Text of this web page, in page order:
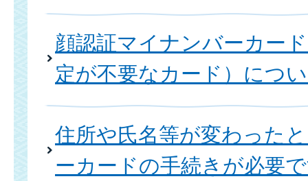
顔認証マイナンバーカー
定が不要なカード）につ
住所や氏名等が変わった
ーカードの手続きが必要